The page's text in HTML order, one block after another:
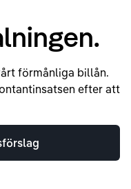
förmånliga billån.
efter att